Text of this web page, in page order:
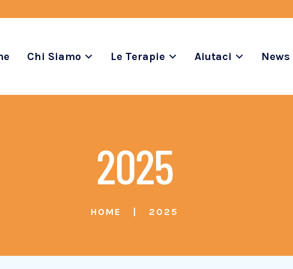
Chi Siamo Le Terapie Aiutaci News
2025
HOME 2025